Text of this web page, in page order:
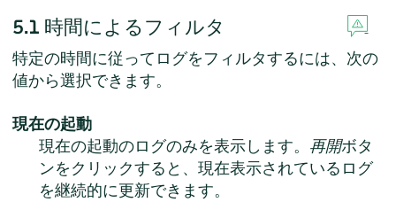
5.1 時間によるフィルタ
特定の時間に従ってログをフィルタするには、次の
値から選択できます。
現在の起動
現在の起動のログのみを表示します。 再開ボタ
ンをクリックすると、現在表示されているログ
を継続的に更新できます。